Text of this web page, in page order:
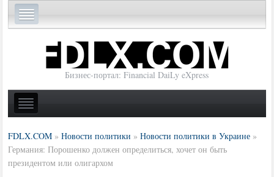
Бизнес-портал: Financial DaiLy eXpress
FDLX.COM »Новости политики »Новости политики в Украине »
Германия: Порошенко должен определиться, хочет он быть
президентом или олигархом